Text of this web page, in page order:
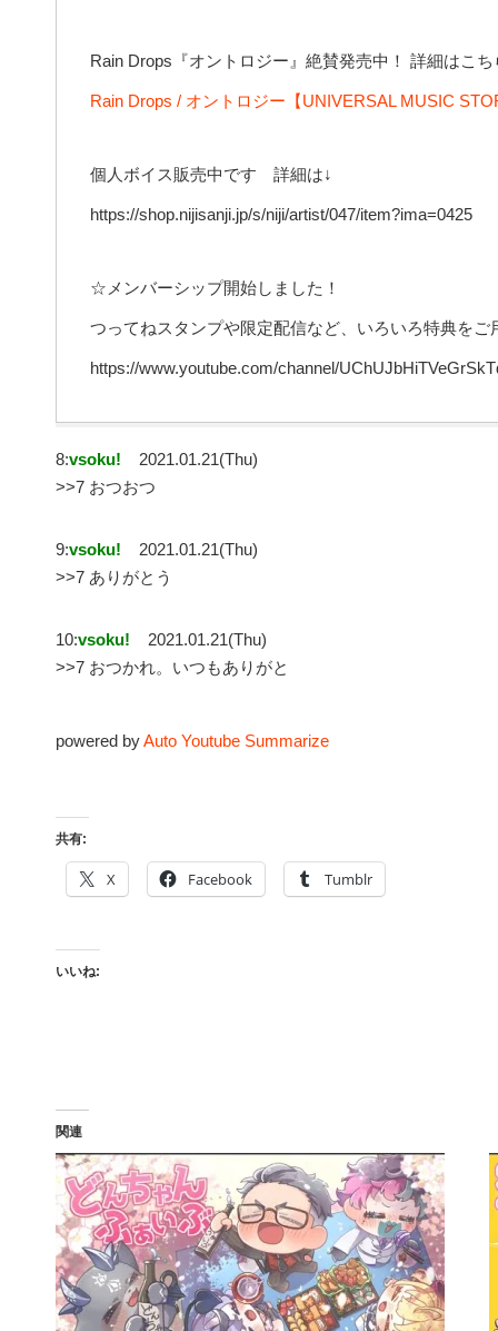
Rain Drops『オントロジー』絶賛発売中！ 詳細はこち
Rain Drops / オントロジー【UNIVERSAL MUSIC
個人ボイス販売中です 詳細は↓
https://shop.nijisanji.jp/s/niji/artist/047/item?ima=0425
☆メンバーシップ開始しました！
つってねスタンプや限定配信など、いろいろ特典を
https://www.youtube.com/channel/
8:vsoku!
2021.01.21(Thu)
>>7 おつおつ
9:vsoku!
2021.01.21(Thu)
>>7 ありがとう
10:vsoku!
2021.01.21(Thu)
>>7 おつかれ。いつもありがと
powered byAuto Youtube Summarize
共有:
X Facebook Tumblr
いいね:
関連